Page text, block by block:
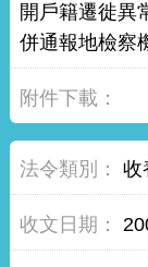
開戶籍遷徙異
併通報地檢察
收